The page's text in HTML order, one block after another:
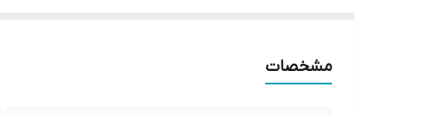
مشخصات